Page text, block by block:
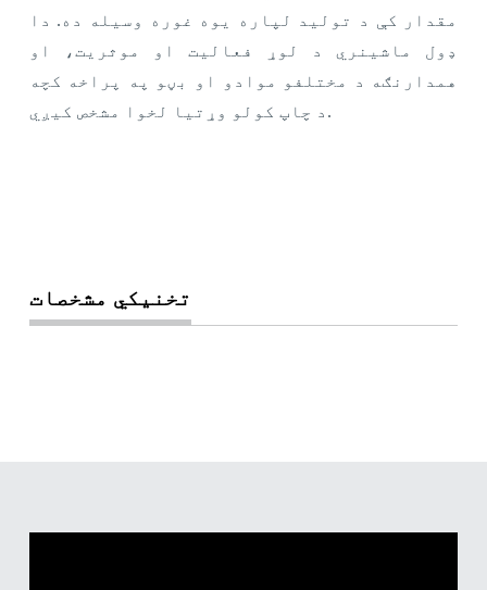
مقدار کې د تولید لپاره یوه غوره وسیله ده. دا
ډول ماشینري د لوړ فعالیت او موثریت، او
همدارنګه د مختلفو موادو او بڼو په پراخه کچه
د چاپ کولو وړتیا لخوا مشخص کیږي.
تخنیکي مشخصات